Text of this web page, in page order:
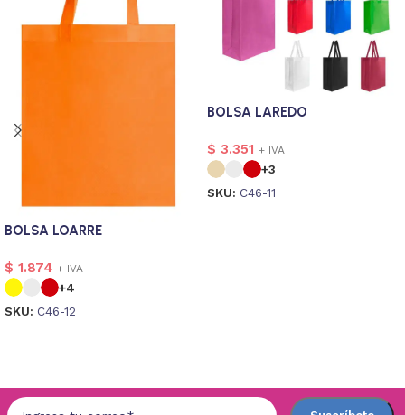
BOLSA LOARRE
$ 1.874 + IVA
+4
SKU: C46-12
BOLSA LAREDO
$ 3.351 + IVA
+3
SKU: C46-11